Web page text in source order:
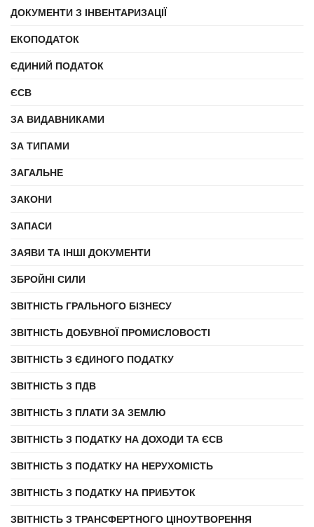
ДОКУМЕНТИ З ІНВЕНТАРИЗАЦІЇ
ЕКОПОДАТОК
ЄДИНИЙ ПОДАТОК
ЄСВ
ЗА ВИДАВНИКАМИ
ЗА ТИПАМИ
ЗАГАЛЬНЕ
ЗАКОНИ
ЗАПАСИ
ЗАЯВИ ТА ІНШІ ДОКУМЕНТИ
ЗБРОЙНІ СИЛИ
ЗВІТНІСТЬ ГРАЛЬНОГО БІЗНЕСУ
ЗВІТНІСТЬ ДОБУВНОЇ ПРОМИСЛОВОСТІ
ЗВІТНІСТЬ З ЄДИНОГО ПОДАТКУ
ЗВІТНІСТЬ З ПДВ
ЗВІТНІСТЬ З ПЛАТИ ЗА ЗЕМЛЮ
ЗВІТНІСТЬ З ПОДАТКУ НА ДОХОДИ ТА ЄСВ
ЗВІТНІСТЬ З ПОДАТКУ НА НЕРУХОМІСТЬ
ЗВІТНІСТЬ З ПОДАТКУ НА ПРИБУТОК
ЗВІТНІСТЬ З ТРАНСФЕРТНОГО ЦІНОУТВОРЕННЯ